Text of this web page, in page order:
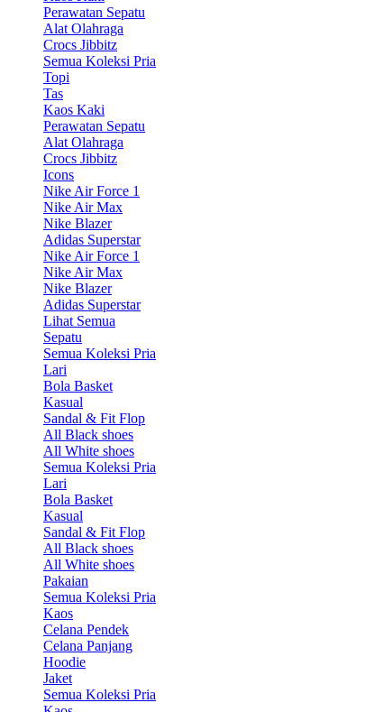
Perawatan Sepatu
Alat Olahraga
Crocs Jibbitz
Semua Koleksi Pria
Topi
Tas
Kaos Kaki
Perawatan Sepatu
Alat Olahraga
Crocs Jibbitz
Icons
Nike Air Force 1
Nike Air Max
Nike Blazer
Adidas Superstar
Nike Air Force 1
Nike Air Max
Nike Blazer
Adidas Superstar
Lihat Semua
Sepatu
Semua Koleksi Pria
Lari
Bola Basket
Kasual
Sandal & Fit Flop
All Black shoes
All White shoes
Semua Koleksi Pria
Lari
Bola Basket
Kasual
Sandal & Fit Flop
All Black shoes
All White shoes
Pakaian
Semua Koleksi Pria
Kaos
Celana Pendek
Celana Panjang
Hoodie
Jaket
Semua Koleksi Pria